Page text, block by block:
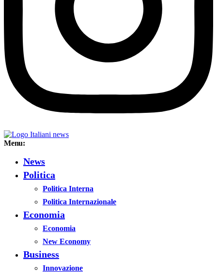
Menu:
News
Politica
Politica Interna
Politica Internazionale
Economia
Economia
New Economy
Business
Innovazione